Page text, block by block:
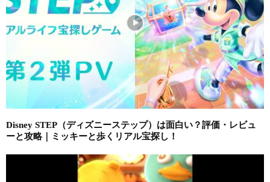
Disney STEP（ディズニーステップ）は面白い？評価・レビュ
ーと攻略｜ミッキーと歩くリアル宝探し！